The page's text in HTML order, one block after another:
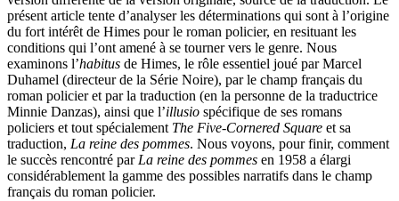
présent article tente d’analyser les déterminations qui sont à l’origine
du fort intérêt de Himes pour le roman policier, en resituant les
conditions qui l’ont amené à se tourner vers le genre. Nous
examinons l’habitus de Himes, le rôle essentiel joué par Marcel
Duhamel (directeur de la Série Noire), par le champ français du
roman policier et par la traduction (en la personne de la traductrice
Minnie Danzas), ainsi que l’illusio spécifique de ses romans
policiers et tout spécialement The Five-Cornered Square et sa
traduction, La reine des pommes. Nous voyons, pour finir, comment
le succès rencontré par La reine des pommes en 1958 a élargi
considérablement la gamme des possibles narratifs dans le champ
français du roman policier.